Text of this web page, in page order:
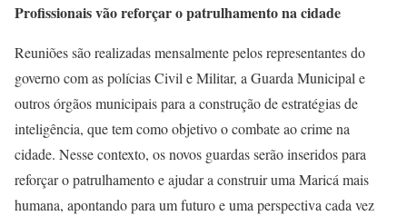
Profissionais vão reforçar o patrulhamento na cidade
Reuniões são realizadas mensalmente pelos representantes do
governo com as polícias Civil e Militar, a Guarda Municipal e
outros órgãos municipais para a construção de estratégias de
inteligência, que tem como objetivo o combate ao crime na
cidade. Nesse contexto, os novos guardas serão inseridos para
reforçar o patrulhamento e ajudar a construir uma Maricá mais
humana, apontando para um futuro e uma perspectiva cada vez